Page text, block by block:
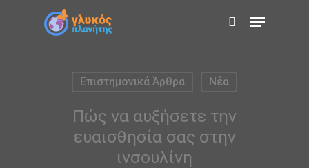
search
Menu
Επιστημονικά Άρθρα Νέα
Πώς να αυξήσετε την
ευαισθησία σας στην
ινσουλίνη